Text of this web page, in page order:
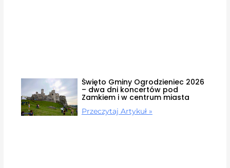
Święto Gminy Ogrodzieniec 2026
– dwa dni koncertów pod
Zamkiem i w centrum miasta
Przeczytaj Artykuł »